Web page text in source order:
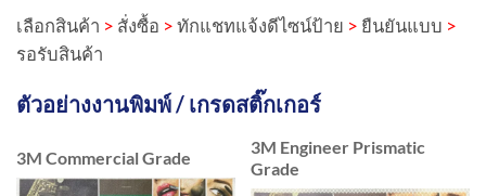
เลือกสินค้า > สั่งซื้อ > ทักแชทแจ้งดีไซน์ป้าย > ยืนยันแบบ >
รอรับสินค้า
ตัวอย่างงานพิมพ์ / เกรดสติ๊กเกอร์
3M Commercial Grade
3M Engineer Prismatic
Grade